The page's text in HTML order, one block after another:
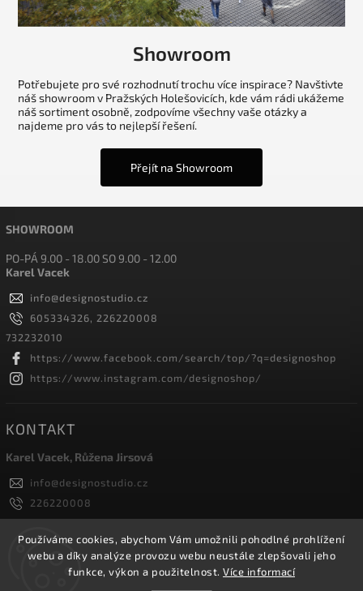
Používáme cookies, abychom Vám umožnili pohodlné prohlížení
webu a díky analýze provozu webu neustále zlepšovali jeho
funkce, výkon a použitelnost. Více informací
Showroom
Potřebujete pro své rozhodnutí trochu více inspirace? Navštivte
náš showroom v Pražských Holešovicích, kde vám rádi ukážeme
náš sortiment osobně, zodpovíme všechny vaše otázky a
najdeme pro vás to nejlepší řešení.
Přejít na Showroom
SHOWROOM
PO-PÁ 9.00 - 18.00 SO 9.00 - 12.00
Karel Vacek
info@designostudio.cz
605334326, 226220008
732232010
https://www.facebook.com/search/top/?q=designoshop
https://www.instagram.com/designoshop/
KONTAKT
Karel Vacek, Růžena Jirsová
info@designostudio.cz
226220008
605334326, 732232010
Designoshop
designoshop